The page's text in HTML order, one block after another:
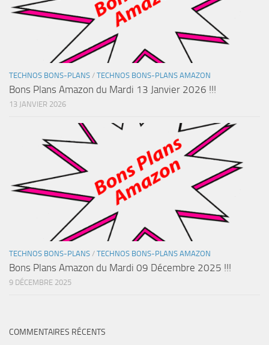
TECHNOS BONS-PLANS / TECHNOS BONS-PLANS AMAZON
Bons Plans Amazon du Mardi 13 Janvier 2026 !!!
13 JANVIER 2026
TECHNOS BONS-PLANS / TECHNOS BONS-PLANS AMAZON
Bons Plans Amazon du Mardi 09 Décembre 2025 !!!
9 DÉCEMBRE 2025
COMMENTAIRES RÉCENTS